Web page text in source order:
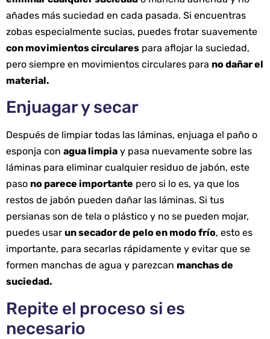
añades más suciedad en cada pasada. Si encuentras
zobas especialmente sucias, puedes frotar suavemente
con movimientos circulares para aflojar la suciedad,
pero siempre en movimientos circulares para no dañar el
material.
Enjuagar y secar
Después de limpiar todas las láminas, enjuaga el paño o
esponja con agua limpia y pasa nuevamente sobre las
láminas para eliminar cualquier residuo de jabón, este
paso no parece importante pero si lo es, ya que los
restos de jabón pueden dañar las láminas. Si tus
persianas son de tela o plástico y no se pueden mojar,
puedes usar un secador de pelo en modo frío, esto es
importante, para secarlas rápidamente y evitar que se
formen manchas de agua y parezcan manchas de
suciedad.
Repite el proceso si es
necesario